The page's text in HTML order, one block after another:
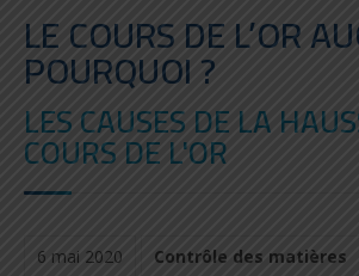
LE COURS DE L’OR
POURQUOI ?
LES CAUSES DE LA
COURS DE L'OR
6 mai 2020 Contrôle des matières